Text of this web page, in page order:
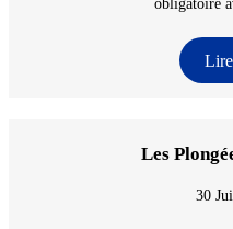
obligatoire
Les
30